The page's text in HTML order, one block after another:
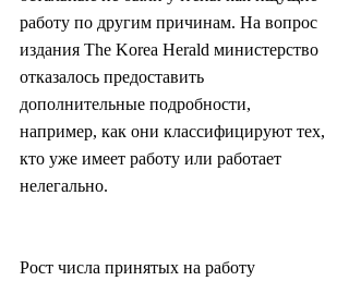
работу по другим причинам. На вопрос
издания The Korea Herald министерство
отказалось предоставить
дополнительные подробности,
например, как они классифицируют тех,
кто уже имеет работу или работает
нелегально.
Рост числа принятых на работу